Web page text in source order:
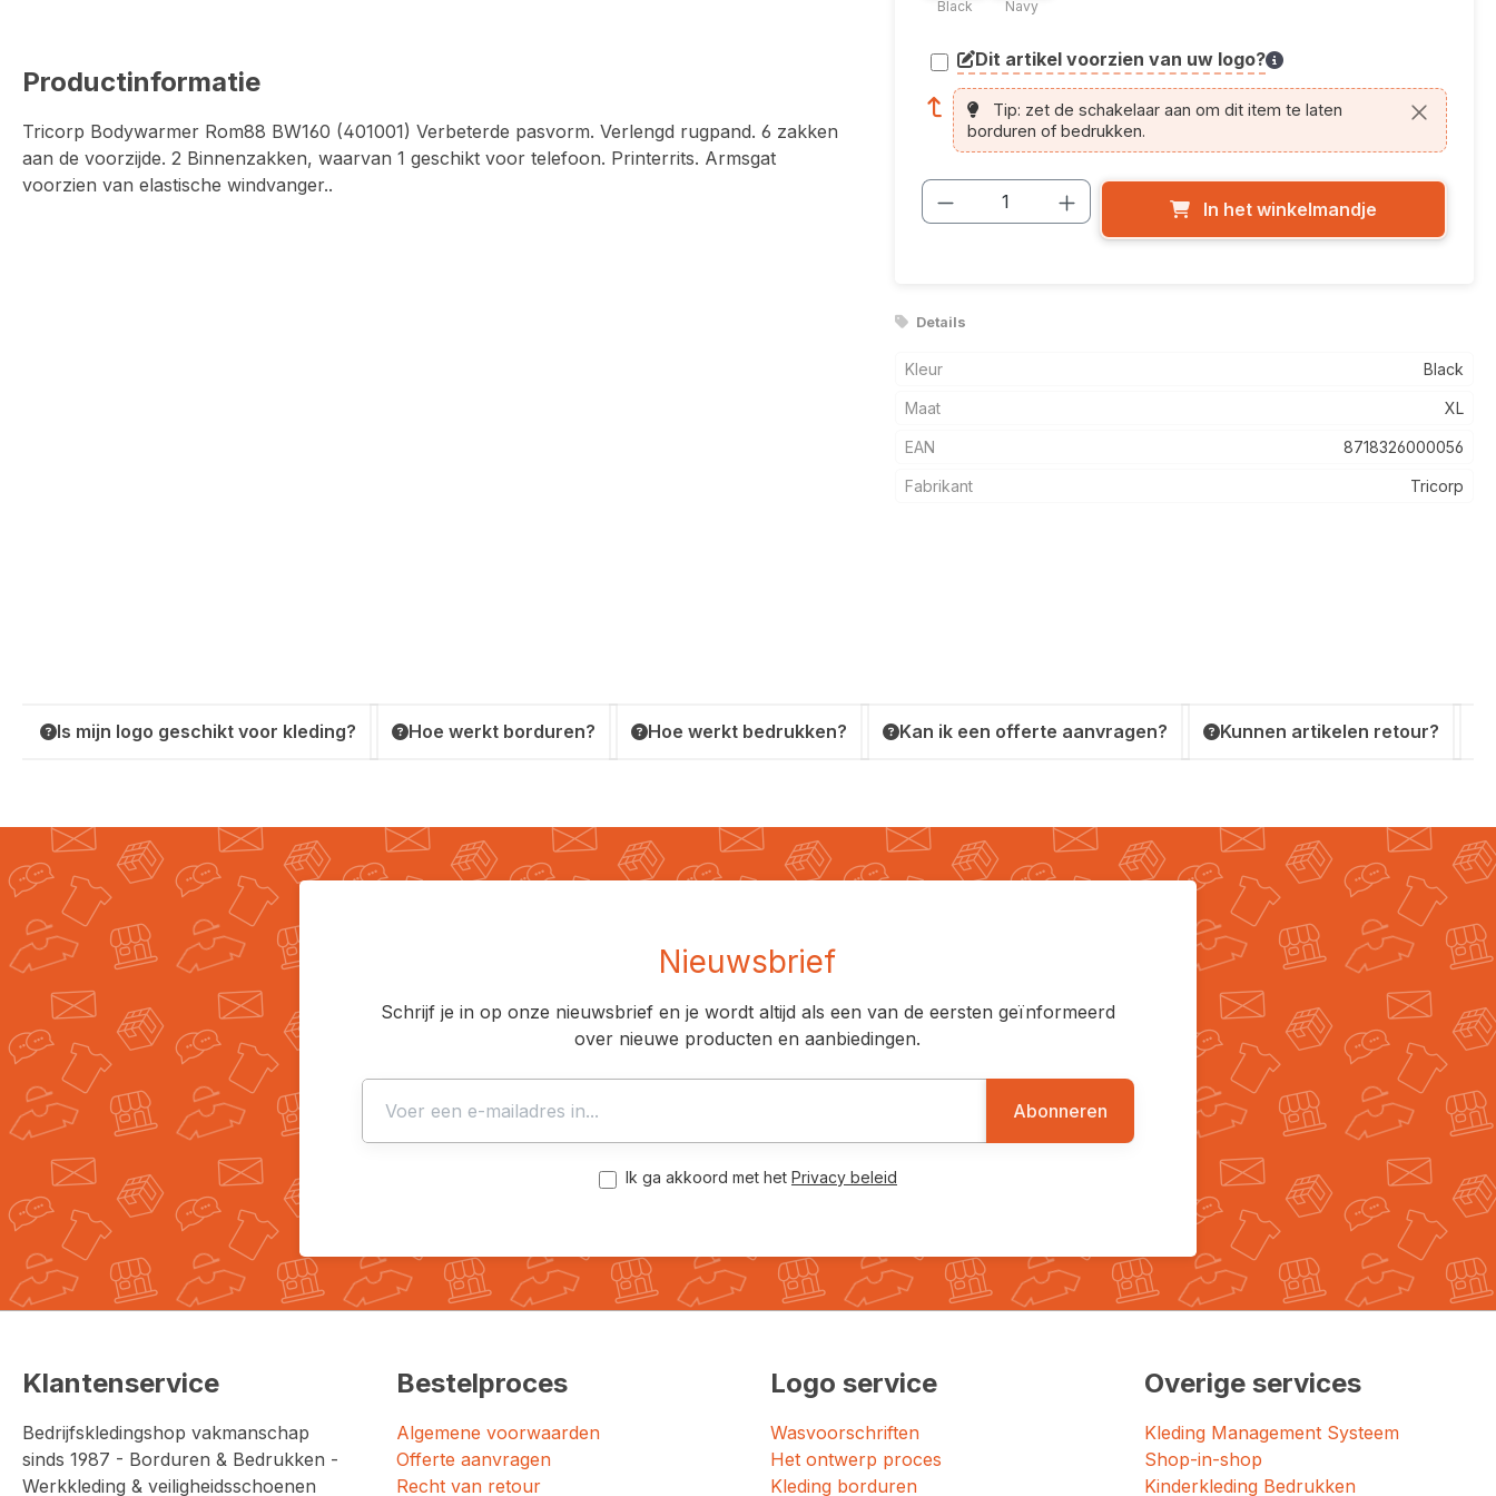
Productinformatie
Tricorp Bodywarmer Rom88 BW160 (401001) Verbeterde pasvorm. Verlengd rugpand. 6 zakken
aan de voorzijde. 2 Binnenzakken, waarvan 1 geschikt voor telefoon. Printerrits. Armsgat
voorzien van elastische windvanger..
Black Navy
Dit artikel voorzien van uw logo?
article.printing.helptext
Tip: zet de schakelaar aan om dit item te laten
borduren of bedrukken.
Producthoeveelheid: Voer de gewenste
In het winkelmandje
Details
Kleur Black
Maat XL
EAN 8718326000056
Fabrikant Tricorp
Is mijn logo geschikt voor kleding? Hoe werkt borduren? Hoe werkt bedrukken? Kan ik een offerte aanvragen? Kunnen artikelen retour?
Nieuwsbrief
Schrijf je in op onze nieuwsbrief en je wordt altijd als een van de eersten geïnformeerd
over nieuwe producten en aanbiedingen.
Abonneren
Ik ga akkoord met het Privacy beleid
Klantenservice
Bedrijfskledingshop vakmanschap
sinds 1987 - Borduren & Bedrukken -
Werkkleding & veiligheidsschoenen
Bestelproces
Algemene voorwaarden
Offerte aanvragen
Recht van retour
Logo service
Wasvoorschriften
Het ontwerp proces
Kleding borduren
Overige services
Kleding Management Systeem
Shop-in-shop
Kinderkleding Bedrukken